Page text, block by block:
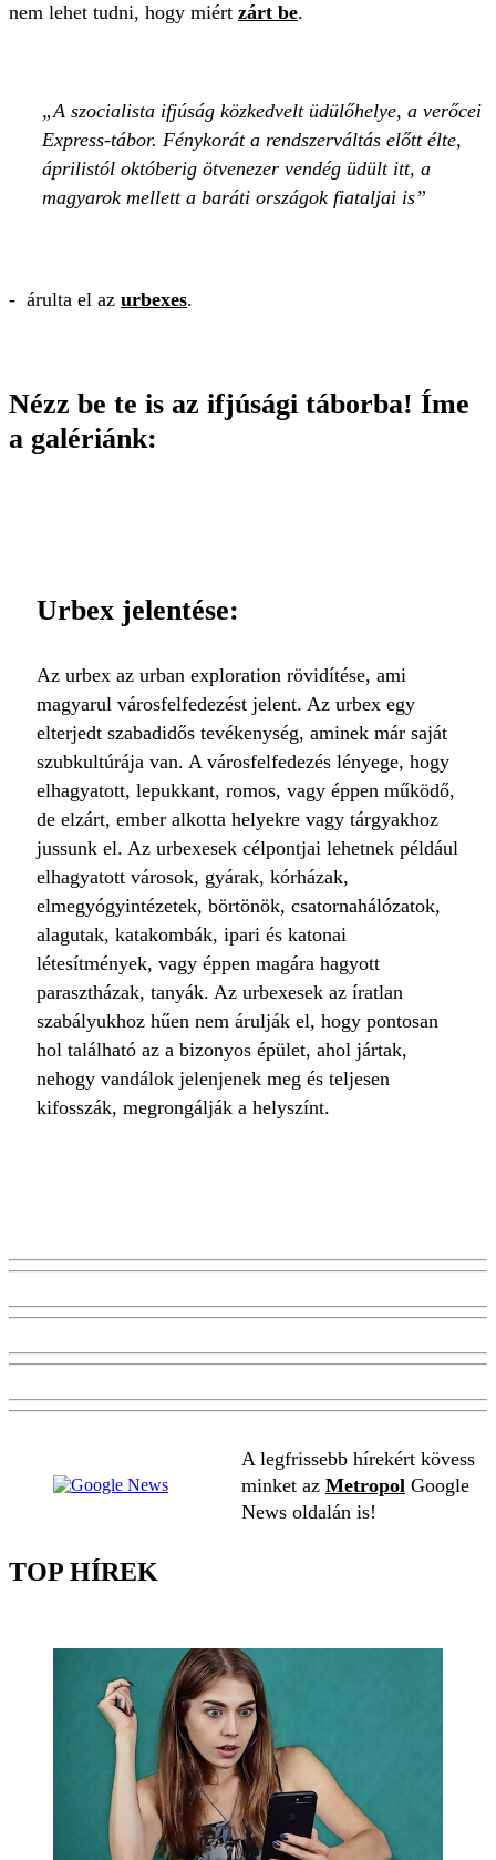
nem lehet tudni, hogy miért zárt be.
A szocialista ifjúság közkedvelt üdülőhelye, a verőcei
Express-tábor. Fénykorát a rendszerváltás előtt élte,
áprilistól októberig ötvenezer vendég üdült itt, a
magyarok mellett a baráti országok fiataljai is
- árulta el az urbexes.
Nézz be te is az ifjúsági táborba! Íme
a galériánk:
Urbex jelentése:
Az urbex az urban exploration rövidítése, ami
magyarul városfelfedezést jelent. Az urbex egy
elterjedt szabadidős tevékenység, aminek már saját
szubkultúrája van. A városfelfedezés lényege, hogy
elhagyatott, lepukkant, romos, vagy éppen működő,
de elzárt, ember alkotta helyekre vagy tárgyakhoz
jussunk el. Az urbexesek célpontjai lehetnek például
elhagyatott városok, gyárak, kórházak,
elmegyógyintézetek, börtönök, csatornahálózatok,
alagutak, katakombák, ipari és katonai
létesítmények, vagy éppen magára hagyott
parasztházak, tanyák. Az urbexesek az íratlan
szabályukhoz hűen nem árulják el, hogy pontosan
hol található az a bizonyos épület, ahol jártak,
nehogy vandálok jelenjenek meg és teljesen
kifosszák, megrongálják a helyszínt.
A legfrissebb hírekért kövess
minket az Metropol Google
News oldalán is!
TOP HÍREK